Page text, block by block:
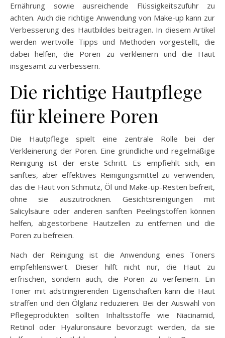
Ernährung sowie ausreichende Flüssigkeitszufuhr zu
achten. Auch die richtige Anwendung von Make-up kann zur
Verbesserung des Hautbildes beitragen. In diesem Artikel
werden wertvolle Tipps und Methoden vorgestellt, die
dabei helfen, die Poren zu verkleinern und die Haut
insgesamt zu verbessern.
Die richtige Hautpflege
für kleinere Poren
Die Hautpflege spielt eine zentrale Rolle bei der
Verkleinerung der Poren. Eine gründliche und regelmäßige
Reinigung ist der erste Schritt. Es empfiehlt sich, ein
sanftes, aber effektives Reinigungsmittel zu verwenden,
das die Haut von Schmutz, Öl und Make-up-Resten befreit,
ohne sie auszutrocknen. Gesichtsreinigungen mit
Salicylsäure oder anderen sanften Peelingstoffen können
helfen, abgestorbene Hautzellen zu entfernen und die
Poren zu befreien.
Nach der Reinigung ist die Anwendung eines Toners
empfehlenswert. Dieser hilft nicht nur, die Haut zu
erfrischen, sondern auch, die Poren zu verfeinern. Ein
Toner mit adstringierenden Eigenschaften kann die Haut
straffen und den Ölglanz reduzieren. Bei der Auswahl von
Pflegeprodukten sollten Inhaltsstoffe wie Niacinamid,
Retinol oder Hyaluronsäure bevorzugt werden, da sie